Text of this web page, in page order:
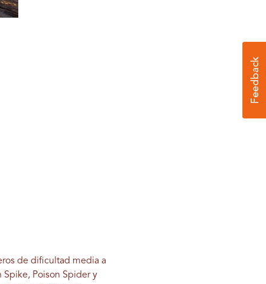
de dificultad media a
Spike, Poison Spider y